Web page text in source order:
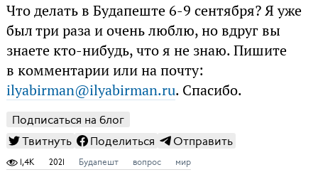
Что делать в Будапеште 6-9 сентября? Я уже
был три раза и очень люблю, но вдруг вы
знаете кто-нибудь, что я не знаю. Пишите
в комментарии или на почту:
ilyabirman@ilyabirman.ru. Спасибо.
Подписаться на блог
Твитнуть
Поделиться Отправить
1,4K 2021 Будапешт вопрос мир